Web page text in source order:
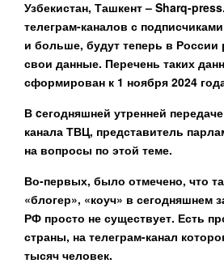
Узбекистан, Ташкент – Sharq-press.
телеграм-каналов с
и больше, будут теперь в России
свои данные. Перечень таких
сформирован к 1 ноября 2024
В cегодняшней утренней
канала ТВЦ, представитель
на вопросы по этой теме.
Во-первых, было отмечено, что
«блогер», «коуч» в сегодняшнем
РФ просто не существует. Есть
страны, на телеграм-канал
тысяч человек.